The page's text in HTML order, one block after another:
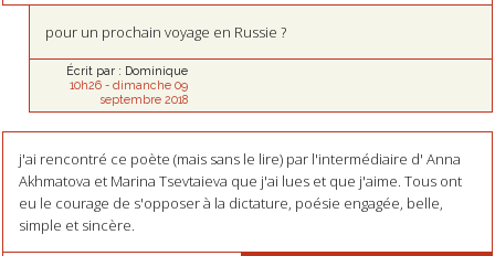
pour un prochain voyage en Russie ?
Écrit par : Dominique
10h26- dimanche 09
septembre 2018
j'ai rencontré ce poète (mais sans le lire) par l'intermédiaire d' Anna
Akhmatova et Marina Tsevtaieva que j'ai lues et que j'aime. Tous ont
eu le courage de s'opposer à la dictature, poésie engagée, belle,
simple et sincère.